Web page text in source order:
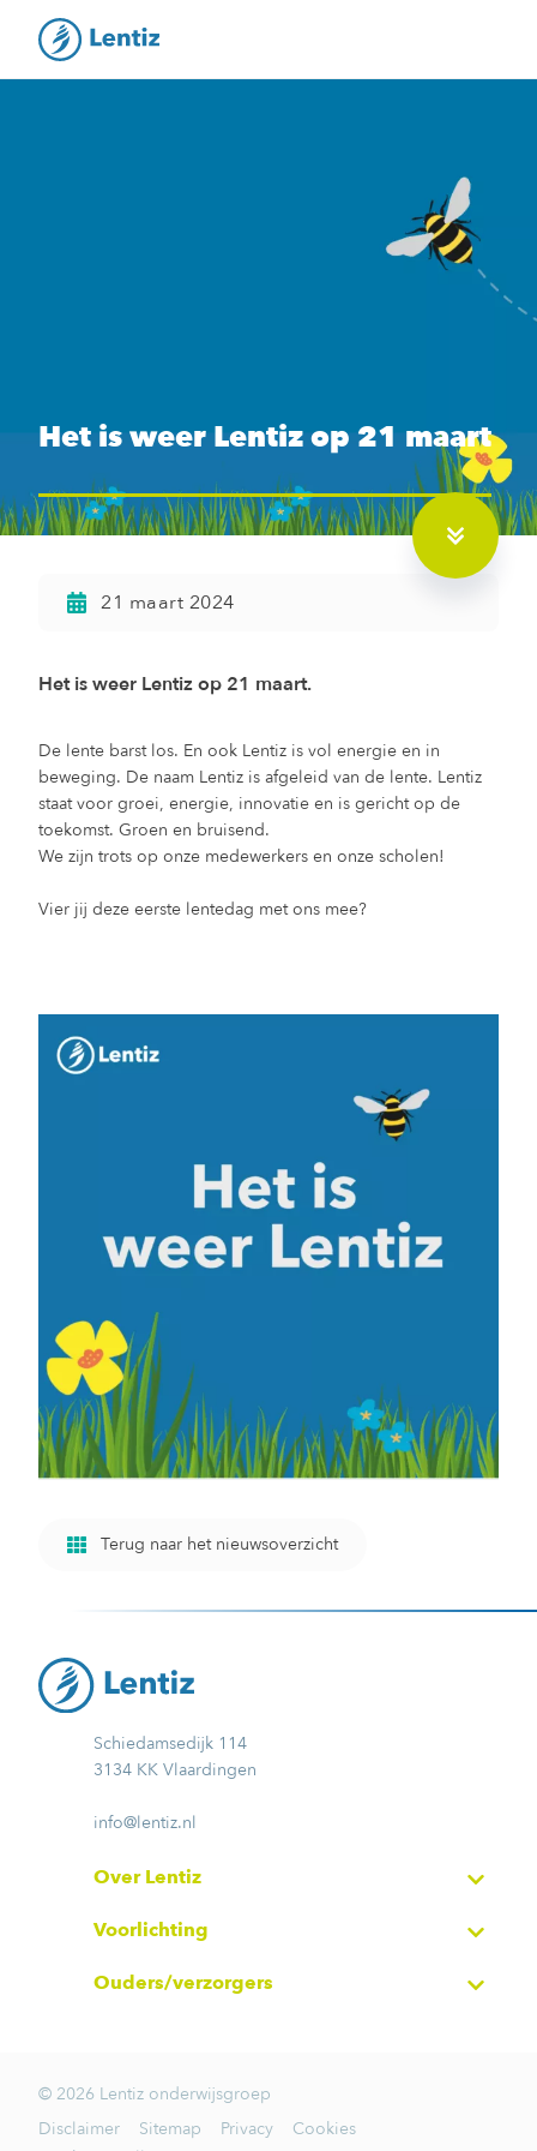
Het is weer Lentiz op 21 maart
21 maart 2024
Het is weer Lentiz op 21 maart.
De lente barst los. En ook Lentiz is vol energie en in
beweging. De naam Lentiz is afgeleid van de lente. Lentiz
staat voor groei, energie, innovatie en is gericht op de
toekomst. Groen en bruisend.
We zijn trots op onze medewerkers en onze scholen!
Vier jij deze eerste lentedag met ons mee?
Terug naar het nieuwsoverzicht
Schiedamsedijk 114
3134 KK Vlaardingen
info@lentiz.nl
Over Lentiz
Voorlichting
Ouders/verzorgers
© 2026 Lentiz onderwijsgroep
Disclaimer
Sitemap Privacy
Cookies